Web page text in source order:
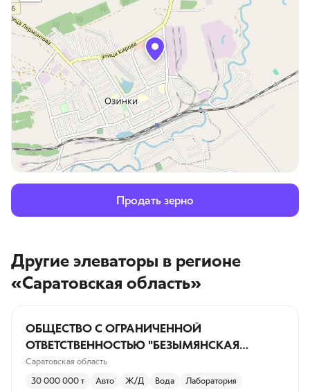
Продать зерно
Другие элеваторы в регионе
«Саратовская область»
ОБЩЕСТВО С ОГРАНИЧЕННОЙ
ОТВЕТСТВЕННОСТЬЮ "БЕЗЫМЯНСКАЯ
ЗЕРНОВАЯ КОМПАНИЯ"
Саратовская область
30 000 000 т Авто Ж/Д Вода Лаборатория